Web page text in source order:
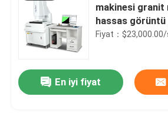
makinesi granit
hassas
için 350KG
Fiyat：
En iyi fiyat